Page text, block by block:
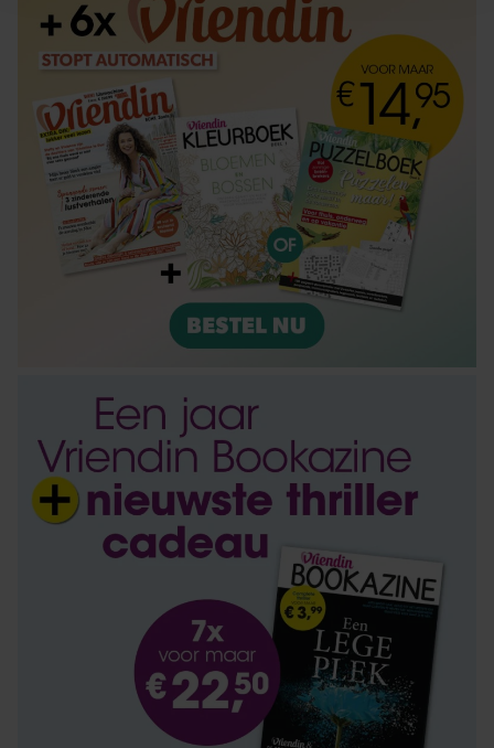
en om ons websiteverkeer te analyseren. Ook delen we
informatie over uw gebruik van onze site met onze
partners voor social media, adverteren en analyse. Deze
partners kunnen deze gegevens combineren met andere
informatie die u aan ze heeft verstrekt of die ze hebben
verzameld op basis van uw gebruik van hun services. U
gaat akkoord met onze cookies als u onze website blijft
gebruiken.